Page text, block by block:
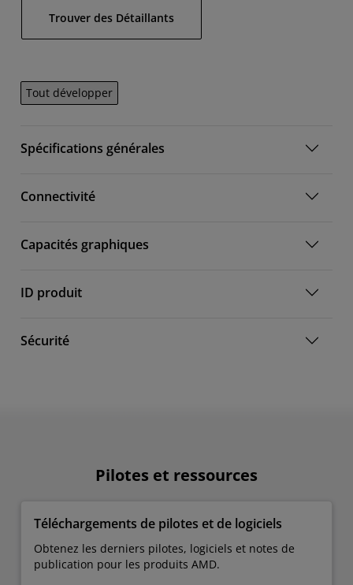
Trouver des Détaillants
Tout développer
Spécifications générales
Connectivité
Capacités graphiques
ID produit
Sécurité
Pilotes et ressources
Téléchargements de pilotes et de logiciels
Obtenez les derniers pilotes, logiciels et notes de
publication pour les produits AMD.